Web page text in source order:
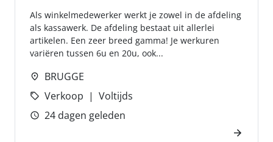
Als winkelmedewerker werkt je zowel in de afdeling
als kassawerk. De afdeling bestaat uit allerlei
artikelen. Een zeer breed gamma! Je werkuren
variëren tussen 6u en 20u, ook...
BRUGGE
Verkoop
Voltijds
24 dagen geleden